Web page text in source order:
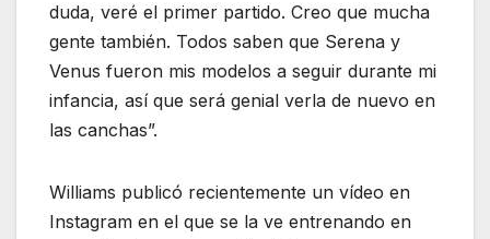
duda, veré el primer partido. Creo que mucha
gente también. Todos saben que Serena y
Venus fueron mis modelos a seguir durante mi
infancia, así que será genial verla de nuevo en
las canchas”.
Williams publicó recientemente un vídeo en
Instagram en el que se la ve entrenando en